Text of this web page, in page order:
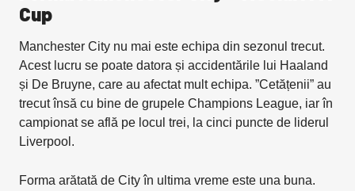
Cup
Manchester City nu mai este echipa din sezonul trecut.
Acest lucru se poate datora și accidentările lui Haaland
și De Bruyne, care au afectat mult echipa. ”Cetățenii” au
trecut însă cu bine de grupele Champions League, iar în
campionat se află pe locul trei, la cinci puncte de liderul
Liverpool.
Forma arătată de City în ultima vreme este una buna.